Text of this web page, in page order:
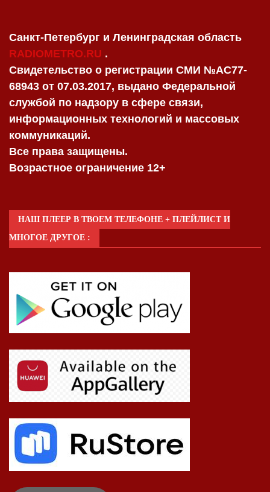
Санкт-Петербург и Ленинградская область
RADIOMETRO.RU .
Свидетельство о регистрации СМИ №AC77-
68943 от 07.03.2017, выдано Федеральной
службой по надзору в сфере связи,
информационных технологий и массовых
коммуникаций.
Все права защищены.
Возрастное ограничение 12+
НАШ ПЛЕЕР В ТВОЕМ ТЕЛЕФОНЕ + ПЛЕЙЛИСТ И
МНОГОЕ ДРУГОЕ :